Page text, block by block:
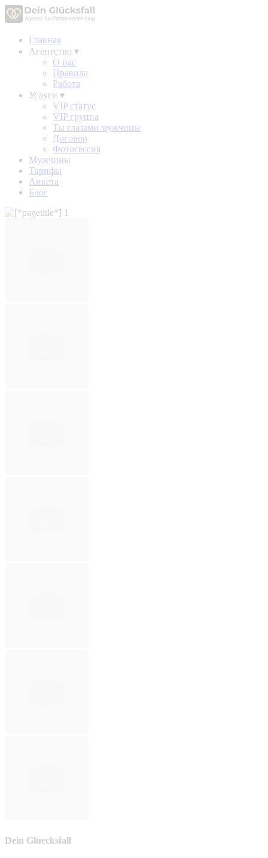
Главная
Агентство ▾
О нас
Правила
Работа
Услуги ▾
VIP статус
VIP группа
Ты глазами мужчины
Договор
Фотосессия
Мужчины
Тарифы
Анкета
Блог
Dein Gluecksfall